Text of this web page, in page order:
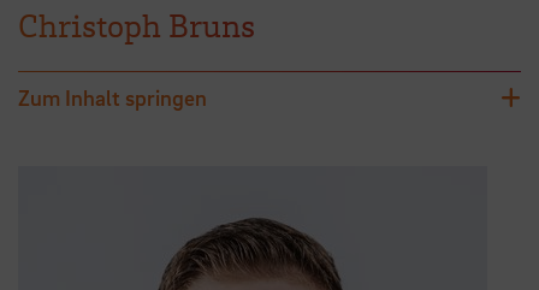
Christoph Bruns
Zum Inhalt springen